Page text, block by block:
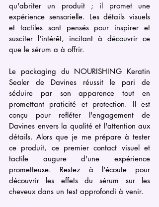
qu'abriter un produit ; il promet une
expérience sensorielle. Les détails visuels
et tactiles sont pensés pour inspirer et
susciter l'intérêt, incitant à découvrir ce
que le sérum a à offrir.
Le packaging du NOURISHING Keratin
Sealer de Davines réussit le pari de
séduire par son apparence tout en
promettant praticité et protection. Il est
conçu pour refléter l'engagement de
Davines envers la qualité et l'attention aux
détails. Alors que je me prépare à tester
ce produit, ce premier contact visuel et
tactile augure d'une expérience
prometteuse. Restez à l'écoute pour
découvrir les effets du sérum sur les
cheveux dans un test approfondi à venir.